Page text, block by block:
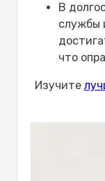
В
службы
что
Изучите